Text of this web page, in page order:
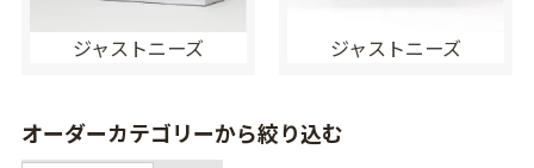
ジャストニーズ ジャストニーズ
オーダーカテゴリーから絞り込む